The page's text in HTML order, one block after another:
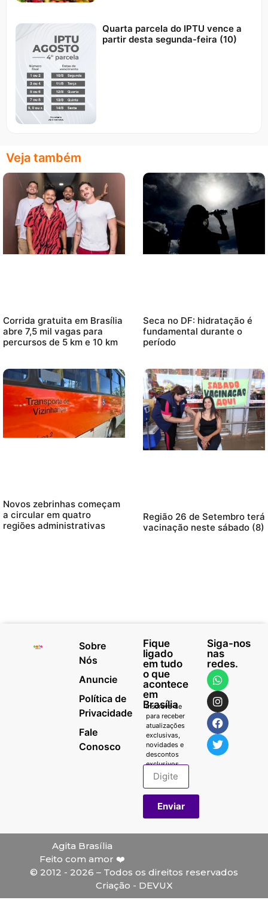
Quarta parcela do IPTU vence a
partir desta segunda-feira (10)
Veja também
Corrida gratuita em Brasília
abre 7,5 mil vagas para
percursos de 5 km e 10 km
Seca no DF: hidratação é
fundamental durante o
período
Novos zebrinhas começam
a circular em quatro
regiões administrativas
Região 26 de Setembro terá
vacinação neste sábado (8)
Sobre
Nós
Anuncie
Política de
Privacidade
Fale
Conosco
Fique
ligado
em tudo
o que
acontece
em
Brasília
Inscreva-se
para receber
atualizações
exclusivas,
novidades e
descontos
exclusivos.
Enviar
Siga-nos
nas
redes.
Agita Brasília
Feito com amor ❤️
© 2012 - 2026 – Todos os direitos reservados
Criação - DEVUX